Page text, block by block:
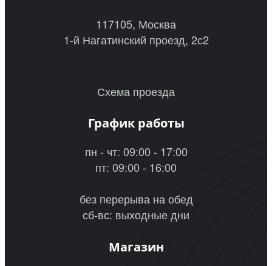
117105, Москва
1-й Нагатинский проезд, 2с2
Схема проезда
График работы
пн - чт: 09:00 - 17:00
пт: 09:00 - 16:00
без перерыва на обед
сб-вс: выходные дни
Магазин